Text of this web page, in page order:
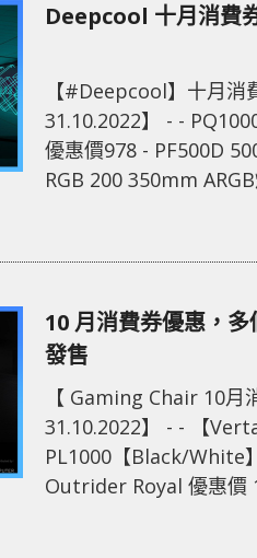
Deepcool 十月消費
【#Deepcool】十月消費券超筍
31.10.2022】 - - PQ1000M 1000W PSU | 80Plus Gold
優惠價978 - PF500D
RGB 200 350mm
10 月消費券優惠，
發售
【 Gaming Chair 10月
31.10.2022】 - - 【Vertagear】
PL1000【Black/White
Outrider Royal 優惠價